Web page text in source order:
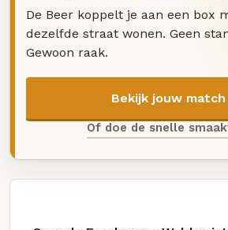
De Beer koppelt je aan een box
dezelfde straat wonen. Geen
Gewoon raak.
Bekijk jouw
Of doe de snelle